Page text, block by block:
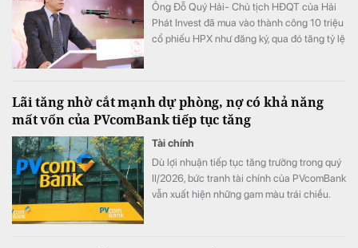
Ông Đỗ Quý Hải- Chủ tịch HĐQT của Hải
Phát Invest đã mua vào thành công 10 triệu
cổ phiếu HPX như đăng ký, qua đó tăng tỷ lệ
Lãi tăng nhờ cắt mạnh dự phòng, nợ có khả năng
mất vốn của PVcomBank tiếp tục tăng
Tài chính
Dù lợi nhuận tiếp tục tăng trưởng trong quý
II/2026, bức tranh tài chính của PVcomBank
vẫn xuất hiện những gam màu trái chiều.